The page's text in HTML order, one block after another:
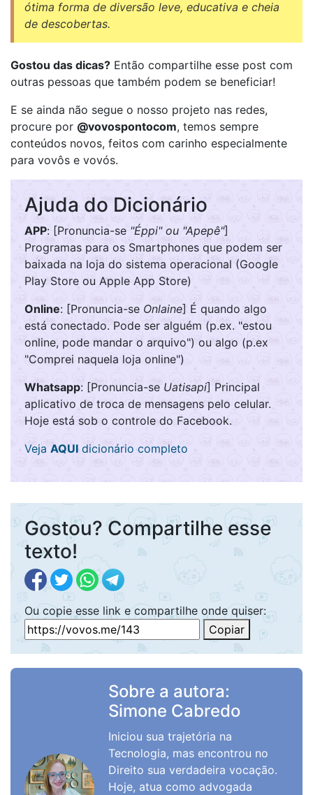
ótima forma de diversão leve, educativa e cheia
de descobertas.
Gostou das dicas? Então compartilhe esse post com
outras pessoas que também podem se beneficiar!
E se ainda não segue o nosso projeto nas redes,
procure por @vovospontocom, temos sempre
conteúdos novos, feitos com carinho especialmente
para vovôs e vovós.
Ajuda do Dicionário
APP: [Pronuncia-se "Éppi" ou "Apepê"]
Programas para os Smartphones que podem ser
baixada na loja do sistema operacional (Google
Play Store ou Apple App Store)
Online: [Pronuncia-se Onlaine] É quando algo
está conectado. Pode ser alguém (p.ex. "estou
online, pode mandar o arquivo") ou algo (p.ex
"Comprei naquela loja online")
Whatsapp: [Pronuncia-se Uatisapi] Principal
aplicativo de troca de mensagens pelo celular.
Hoje está sob o controle do Facebook.
Veja AQUI dicionário completo
Gostou? Compartilhe esse
texto!
Ou copie esse link e compartilhe onde quiser:
Copiar
Sobre a autora:
Simone Cabredo
Iniciou sua trajetória na
Tecnologia, mas encontrou no
Direito sua verdadeira vocação.
Hoje, atua como advogada